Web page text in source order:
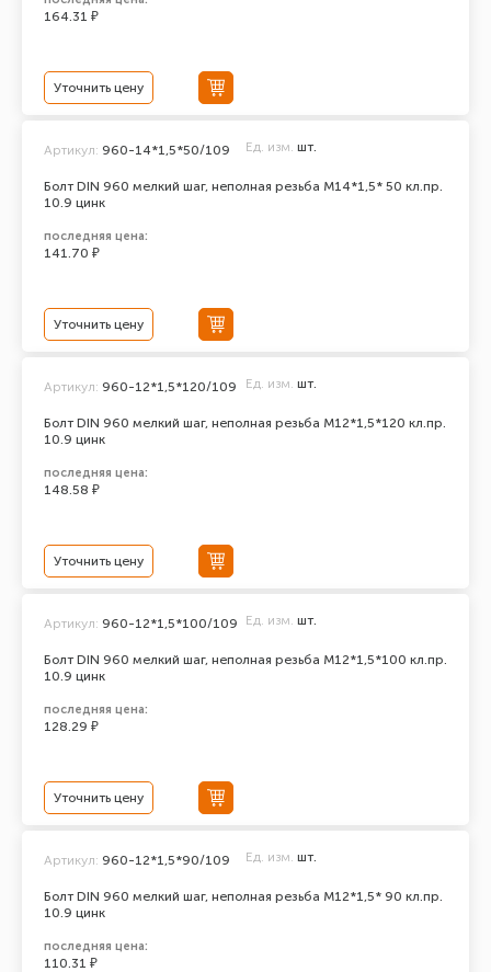
164.31 ₽
Уточнить цену
Болт DIN 960 мелкий шаг, неполная резьба M14*1,5* 50 кл.пр.
10.9 цинк
Артикул: 960-14*1,5*50/109 Ед. изм. шт.
последняя цена:
141.70 ₽
Уточнить цену
Болт DIN 960 мелкий шаг, неполная резьба M12*1,5*120 кл.пр.
10.9 цинк
Артикул: 960-12*1,5*120/109 Ед. изм. шт.
последняя цена:
148.58 ₽
Уточнить цену
Болт DIN 960 мелкий шаг, неполная резьба M12*1,5*100 кл.пр.
10.9 цинк
Артикул: 960-12*1,5*100/109 Ед. изм. шт.
последняя цена:
128.29 ₽
Уточнить цену
Болт DIN 960 мелкий шаг, неполная резьба M12*1,5* 90 кл.пр.
10.9 цинк
Артикул: 960-12*1,5*90/109 Ед. изм. шт.
последняя цена:
110.31 ₽